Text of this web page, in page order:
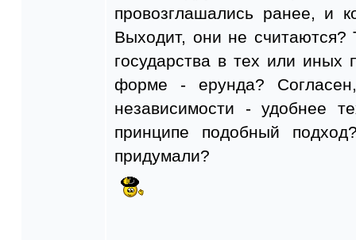
провозглашались ранее, и
Выходит, они не считаются?
государства в тех или
форме - ерунда?
независимости - удобнее
принципе подобный
придумали?